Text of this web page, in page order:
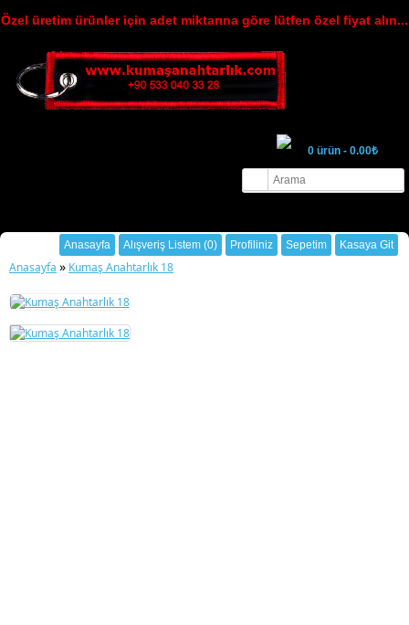
Özel üretim ürünler için adet miktarına göre lütfen özel fiyat alın...
0 ürün - 0.00₺
Anasayfa
Alışveriş Listem (0) Profiliniz Sepetim Kasaya Git
Anasayfa » Kumaş Anahtarlık 18